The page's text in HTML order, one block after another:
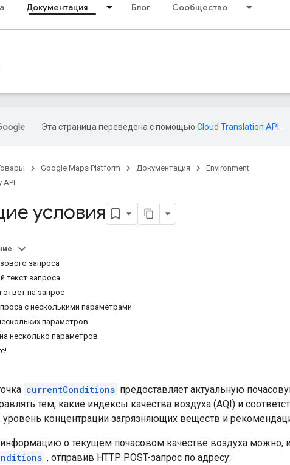
Документация Блог Сообщество
Эта страница переведена с помощью Cloud Translation API
Google Maps Platform Документация
Environment
API
условия
запроса
текст запроса
ответ на запрос
с несколькими параметрами
параметров
на несколько параметров
currentConditions предоставляет актуальную
тем, какие индексы качества воздуха (AQI) и
уровень концентрации загрязняющих веществ и
информацию о текущем почасовом качестве воздуха можно,
, отправив HTTP POST-запрос по адресу: